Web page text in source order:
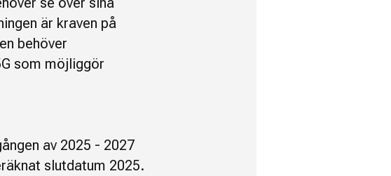
är kraven på
behöver
som möjliggör
av 2025 - 2027
slutdatum 2025.